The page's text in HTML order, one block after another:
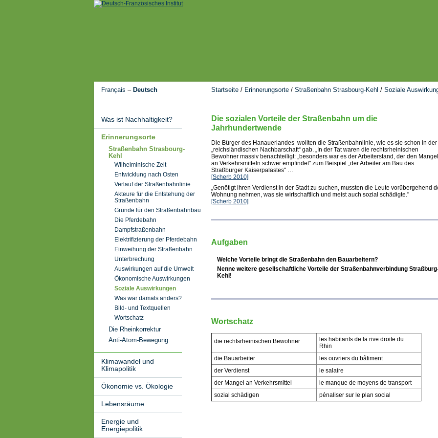
Français – Deutsch
Was ist Nachhaltigkeit?
Erinnerungsorte
Straßenbahn Strasbourg-
Kehl
Wilhelminische Zeit
Entwicklung nach Osten
Verlauf der Straßenbahnlinie
Akteure für die Entstehung der
Straßenbahn
Gründe für den Straßenbahnbau
Die Pferdebahn
Dampfstraßenbahn
Elektrifizierung der Pferdebahn
Einweihung der Straßenbahn
Unterbrechung
Auswirkungen auf die Umwelt
Ökonomische Auswirkungen
Soziale Auswirkungen
Was war damals anders?
Bild- und Textquellen
Wortschatz
Die Rheinkorrektur
Anti-Atom-Bewegung
Klimawandel und
Klimapolitik
Ökonomie vs. Ökologie
Lebensräume
Energie und
Energiepolitik
Startseite / Erinnerungsorte / Straßenbahn Strasbourg-Kehl / Soziale
Die sozialen Vorteile der Straßenbahn um die
Jahrhundertwende
Die Bürger des Hanauerlandes wollten die Straßenbahnlinie, wie es sie schon in der
„reichsländischen Nachbarschaft“ gab. „In der Tat waren die rechtsrheinischen
Bewohner massiv benachteiligt: „besonders war es der Arbeiterstand, der den Mangel
an Verkehrsmitteln schwer empfindet" zum Beispiel „der Arbeiter am Bau des
Straßburger Kaiserpalastes" …
[Scherb 2010]
„Genötigt ihren Verdienst in der Stadt zu suchen, mussten die Leute vorübergehend
Wohnung nehmen, was sie wirtschaftlich und meist auch sozial schädigte."
[Scherb 2010]
Aufgaben
Welche Vorteile bringt die Straßenbahn den Bauarbeitern?
Nenne weitere gesellschaftliche Vorteile der Straßenbahnverbindung
Kehl!
Wortschatz
die rechtsrheinischen Bewohner
les habitants de la rive droite du
Rhin
die Bauarbeiter
les ouvriers du bâtiment
der Verdienst
le salaire
der Mangel an Verkehrsmittel
le manque de moyens de transport
sozial schädigen
pénaliser sur le plan social